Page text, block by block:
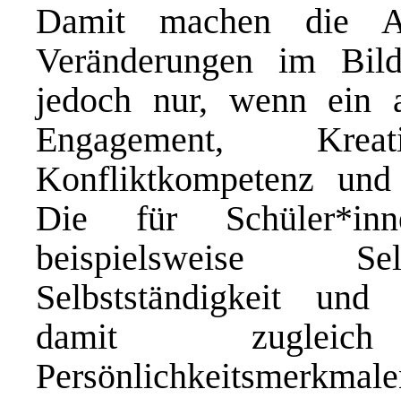
Damit machen die
Veränderungen im
jedoch nur, wenn ein
Engagement,
Konfliktkompetenz
Die für
beispielsweise
Selbstständigkeit und
damit